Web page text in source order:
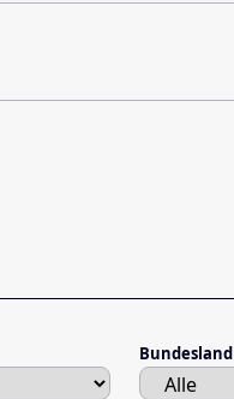
Bundesland